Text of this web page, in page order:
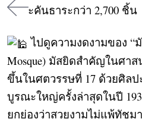
ศิลปะคันธาระกว่า 2,700 ชิ้น
ไปดูความงดงามของ “
Mosque) มัสยิดสำคัญในศา
ขึ้นในศตวรรษที่ 17 ด้วยศิล
บูรณะใหญ่ครั้งล่าสุดในปี
ยกย่องว่าสวยงามไม่แพ้ทัชม